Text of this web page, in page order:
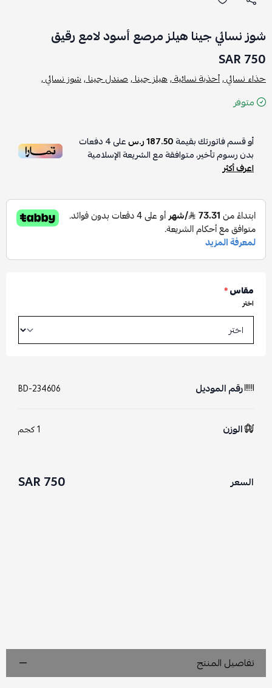
شوز نسائي جينا هيلز مرصع أسود لامع رقيق
750 SAR
حذاء نسائي ,أحذية نسائية ,هيلز جينا ,صندل جينا ,شوز نسائي ,
متوفر
أو قسم فاتورتك بقيمة187.50 ر.س على4دفعات
بدون رسوم تأخير، متوافقة مع الشريعة الإسلامية
اعرف أكثر
مقاس*
اختر
رقم الموديل BD-234606
الوزن 1 كجم
السعر 750 SAR
تفاصيل المنتج